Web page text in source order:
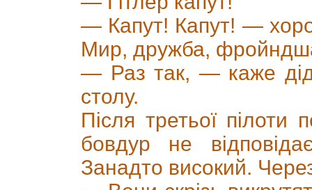
— Капут! Капут! —
Мир, дружба,
— Раз так, — каже
столу.
Після третьої пілоти
бовдур не
Занадто високий.